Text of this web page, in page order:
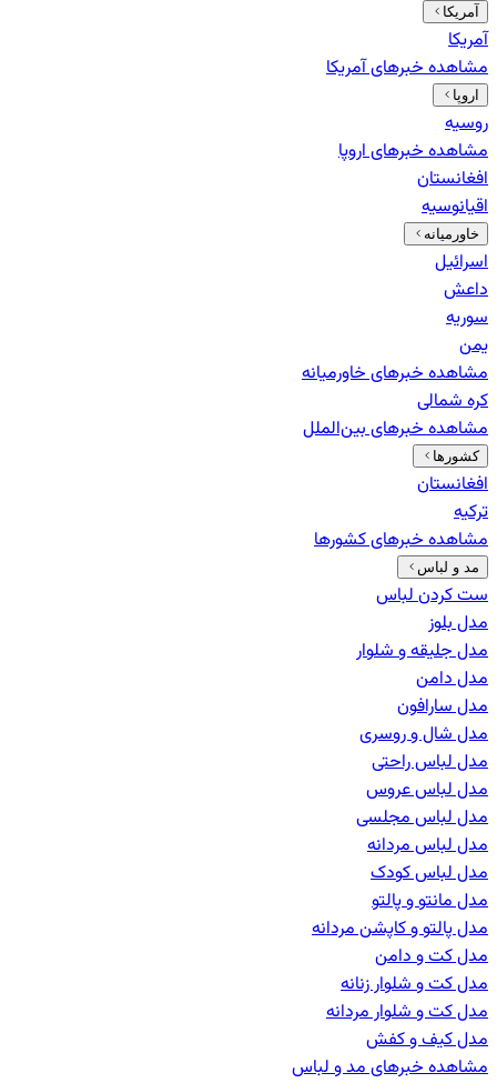
آمریکا
آمریکا
مشاهده خبرهایآمریکا
اروپا
روسیه
مشاهده خبرهایاروپا
افغانستان
اقیانوسیه
خاورمیانه
اسرائیل
داعش
سوریه
یمن
مشاهده خبرهایخاورمیانه
کره شمالی
مشاهده خبرهایبین‌الملل
کشورها
افغانستان
ترکیه
مشاهده خبرهایکشورها
مد و لباس
ست کردن لباس
مدل بلوز
مدل جلیقه و شلوار
مدل دامن
مدل سارافون
مدل شال و روسری
مدل لباس راحتی
مدل لباس عروس
مدل لباس مجلسی
مدل لباس مردانه
مدل لباس کودک
مدل مانتو و پالتو
مدل پالتو و کاپشن مردانه
مدل کت و دامن
مدل کت و شلوار زنانه
مدل کت و شلوار مردانه
مدل کیف و کفش
مشاهده خبرهایمد و لباس